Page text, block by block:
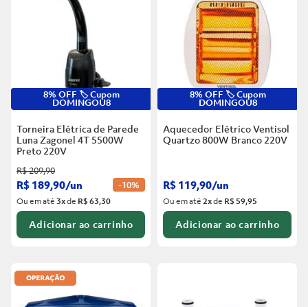
8% OFF 🏷️ Cupom
DOMINGOU8
Torneira Elétrica de Parede
Luna Zagonel 4T 5500W
Preto 220V
R$209,90
R$ 189,90/un -10%
Ou em até3xde R$ 63,30
Adicionar ao carrinho
8% OFF 🏷️ Cupom
DOMINGOU8
Aquecedor Elétrico Ventisol
Quartzo 800W Branco 220V
R$ 119,90/un
Ou em até2xde R$ 59,95
Adicionar ao carrinho